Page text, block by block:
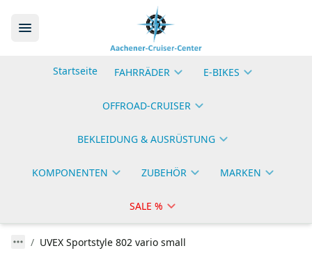
Startseite FAHRRÄDER E-BIKES
OFFROAD-CRUISER
BEKLEIDUNG & AUSRÜSTUNG
KOMPONENTEN ZUBEHÖR MARKEN
SALE %
UVEX Sportstyle 802 vario small